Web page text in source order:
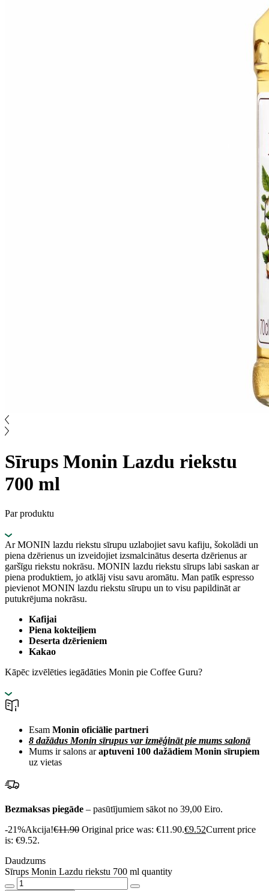
Sīrups Monin Lazdu riekstu
700 ml
Par produktu
Ar MONIN lazdu riekstu sīrupu uzlabojiet savu kafiju, šokolādi un
piena dzērienus un izveidojiet izsmalcinātus deserta dzērienus ar
garšīgu riekstu nokrāsu. MONIN lazdu riekstu sīrups labi saskan ar
piena produktiem, jo ​​atklāj visu savu aromātu. Man patīk espresso
pievienot MONIN lazdu riekstu sīrupu un to visu papildināt ar
putukrējuma nokrāsu.
Kafijai
Piena kokteiļiem
Deserta dzērieniem
Kakao
Kāpēc izvēlēties iegādāties Monin pie Coffee Guru?
Esam Monin oficiālie partneri
8 dažādus Monin sīrupus var izmēģināt pie mums salonā
Mums ir salons araptuveni 100 dažādiem Monin sīrupiem
uz vietas
Bezmaksas piegāde – pasūtījumiem sākot no 39,00 Eiro.
-21%Akcija!€11.90 Original price was: €11.90.€9.52Current price
is: €9.52.
Daudzums
Sīrups Monin Lazdu riekstu 700 ml quantity